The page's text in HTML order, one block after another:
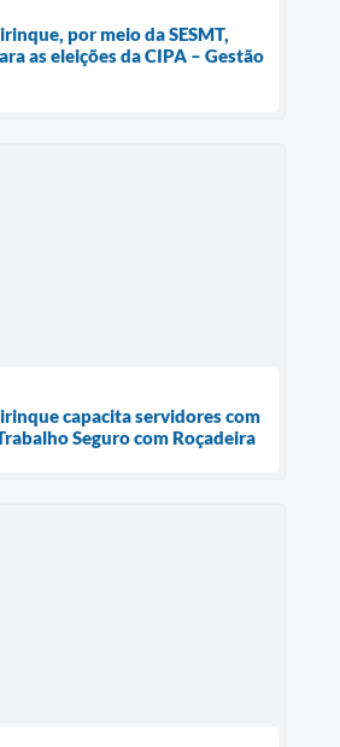
por meio da SESMT,
as eleições da CIPA – Gestão
capacita servidores com
Seguro com Roçadeira